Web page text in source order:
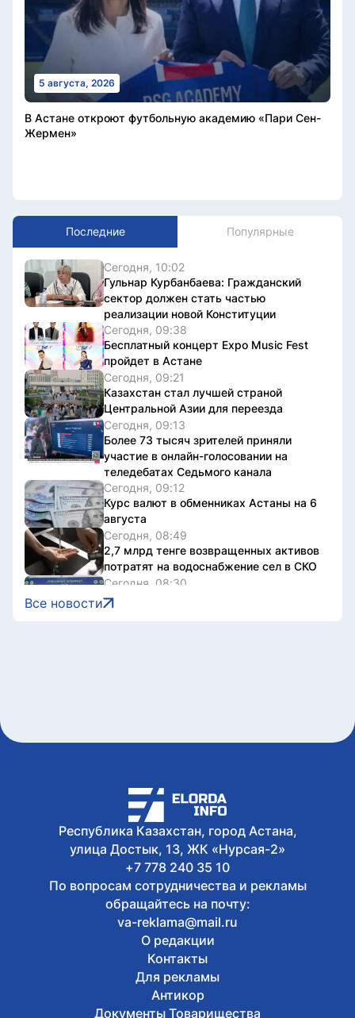
5 августа, 2026
В Астане откроют футбольную академию «Пари Сен-
Жермен»
Последние Популярные
Сегодня, 10:02
Гульнар Курбанбаева: Гражданский
сектор должен стать частью
реализации новой Конституции
Сегодня, 09:38
Бесплатный концерт Expo Music Fest
пройдет в Астане
Сегодня, 09:21
Казахстан стал лучшей страной
Центральной Азии для переезда
Сегодня, 09:13
Более 73 тысяч зрителей приняли
участие в онлайн-голосовании на
теледебатах Седьмого канала
Сегодня, 09:12
Курс валют в обменниках Астаны на 6
августа
Сегодня, 08:49
2,7 млрд тенге возвращенных активов
потратят на водоснабжение сел в СКО
Сегодня, 08:30
В Астане пройдет благотворительный
В Астане будущим мамам рассказали
Все новости
Республика Казахстан, город Астана,
улица Достык, 13, ЖК «Нурсая-2»
+7 778 240 35 10
По вопросам сотрудничества и рекламы
обращайтесь на почту:
va-reklama@mail.ru
О редакции
Контакты
Для рекламы
Антикор
Документы Товарищества